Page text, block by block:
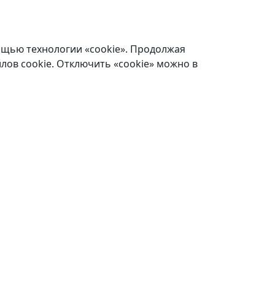
технологии «cookie». Продолжая
cookie. Отключить «cookie» можно в